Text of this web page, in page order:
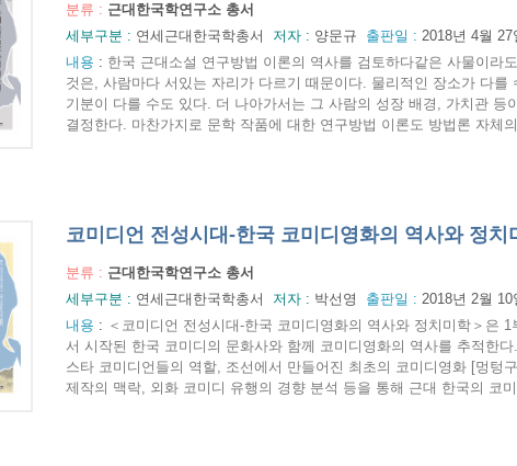
분류 : 근대한국학연구소 총서
세부구분 : 연세근대한국학총서 저자 : 양문규 출판일 : 2018년 4월 27
내용 : 한국 근대소설 연구방법 이론의 역사를 검토하다같은 사물이라
것은, 사람마다 서있는 자리가 다르기 때문이다. 물리적인 장소가 다를
기분이 다를 수도 있다. 더 나아가서는 그 사람의 성장 배경, 가치관 등
결정한다. 마찬가지로 문학 작품에 대한 연구방법 이론도 방법론 자체
코미디언 전성시대-한국 코미디영화의 역사와 정치
분류 : 근대한국학연구소 총서
세부구분 : 연세근대한국학총서 저자 : 박선영 출판일 : 2018년 2월 10
내용 : ＜코미디언 전성시대-한국 코미디영화의 역사와 정치미학＞은
서 시작된 한국 코미디의 문화사와 함께 코미디영화의 역사를 추적한
스타 코미디언들의 역할, 조선에서 만들어진 최초의 코미디영화 [멍텅
제작의 맥락, 외화 코미디 유행의 경향 분석 등을 통해 근대 한국의 코